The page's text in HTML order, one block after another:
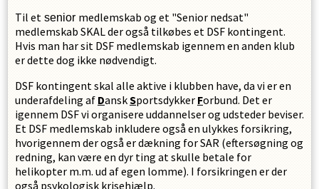
Til et senior medlemskab og et "Senior nedsat"
medlemskab SKAL der også tilkøbes et DSF kontingent.
Hvis man har sit DSF medlemskab igennem en anden klub
er dette dog ikke nødvendigt.
DSF kontingent skal alle aktive i klubben have, da vi er en
underafdeling af DanskSportsdykker Forbund. Det er
igennem DSF vi organisere uddannelser og udsteder beviser.
Et DSF medlemskab inkludere også en ulykkes forsikring,
hvorigennem der også er dækning for SAR (eftersøgning og
redning, kan være en dyr ting at skulle betale for
helikopter m.m. ud af egen lomme). I forsikringen er der
også psykologisk krisehjælp.